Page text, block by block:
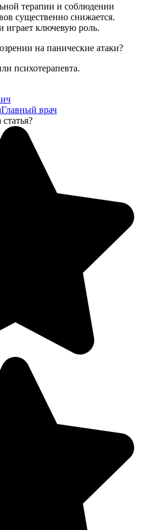
терапии и соблюдении
существенно снижается.
играет ключевую роль.
на панические атаки?
психотерапевта.
Главный врач